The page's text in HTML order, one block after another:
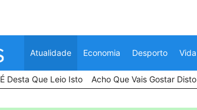
Atualidade Economia Desporto Vida
É Desta Que Leio Isto Acho Que Vais Gostar Disto